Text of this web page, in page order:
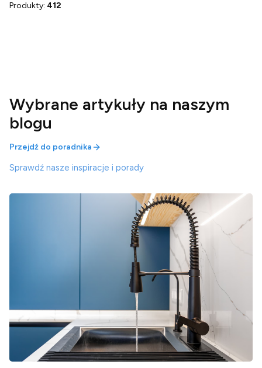
Produkty: 412
Wybrane artykuły na naszym
blogu
Przejdź do poradnika
Sprawdź nasze inspiracje i porady